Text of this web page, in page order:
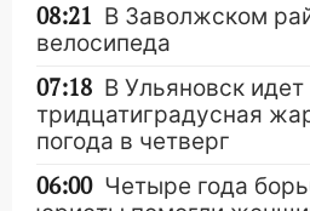
08:21 В Заволжском
велосипеда
07:18 В Ульяновск идет
тридцатиградусная
погода в четверг
06:00 Четыре года